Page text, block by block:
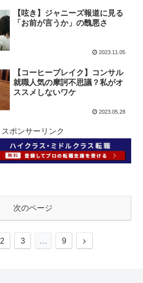
【呟き】ジャニーズ報道に見る
「お前が言うか」の醜悪さ
2023.11.05
【コーヒーブレイク】コンサル
就職人気の摩訶不思議？私がオ
ススメしないワケ
2023.05.28
スポンサーリンク
次のページ
2 3 … 9